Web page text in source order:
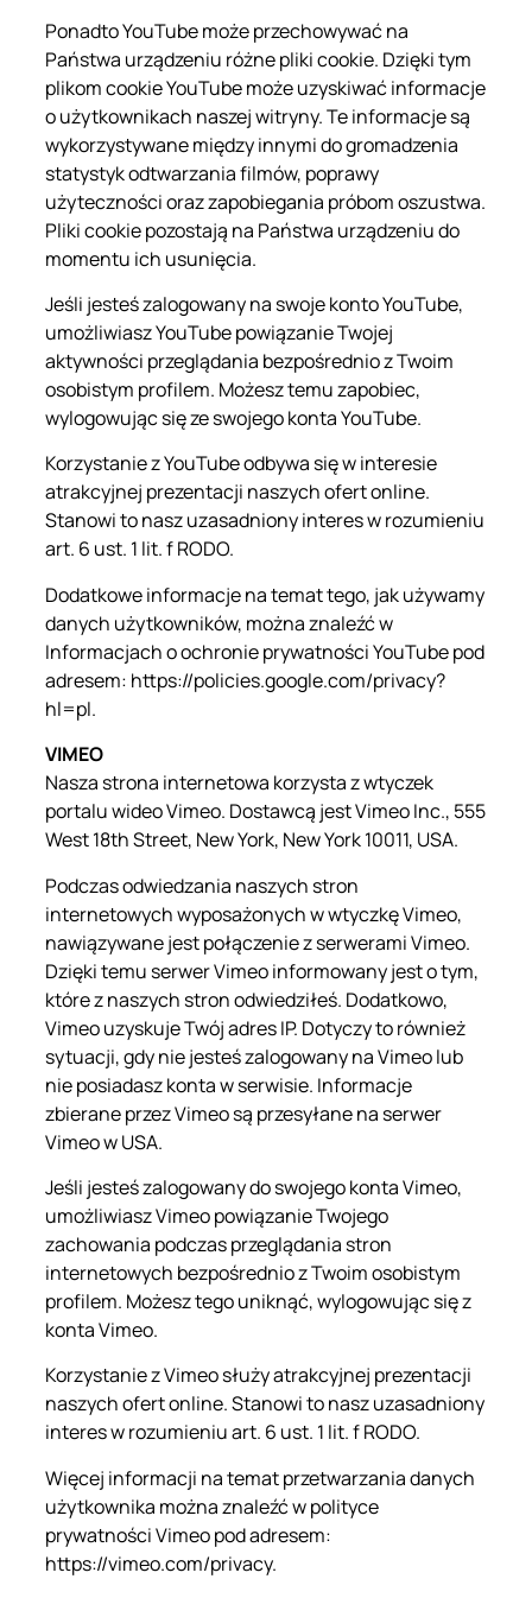
Ponadto YouTube może przechowywać na
Państwa urządzeniu różne pliki cookie. Dzięki tym
plikom cookie YouTube może uzyskiwać informacje
o użytkownikach naszej witryny. Te informacje są
wykorzystywane między innymi do gromadzenia
statystyk odtwarzania filmów, poprawy
użyteczności oraz zapobiegania próbom oszustwa.
Pliki cookie pozostają na Państwa urządzeniu do
momentu ich usunięcia.
Jeśli jesteś zalogowany na swoje konto YouTube,
umożliwiasz YouTube powiązanie Twojej
aktywności przeglądania bezpośrednio z Twoim
osobistym profilem. Możesz temu zapobiec,
wylogowując się ze swojego konta YouTube.
Korzystanie z YouTube odbywa się w interesie
atrakcyjnej prezentacji naszych ofert online.
Stanowi to nasz uzasadniony interes w rozumieniu
art. 6 ust. 1 lit. f RODO.
Dodatkowe informacje na temat tego, jak używamy
danych użytkowników, można znaleźć w
Informacjach o ochronie prywatności YouTube pod
adresem: https://policies.google.com/privacy?
hl=pl.
VIMEO
Nasza strona internetowa korzysta z wtyczek
portalu wideo Vimeo. Dostawcą jest Vimeo Inc., 555
West 18th Street, New York, New York 10011, USA.
Podczas odwiedzania naszych stron
internetowych wyposażonych w wtyczkę Vimeo,
nawiązywane jest połączenie z serwerami Vimeo.
Dzięki temu serwer Vimeo informowany jest o tym,
które z naszych stron odwiedziłeś. Dodatkowo,
Vimeo uzyskuje Twój adres IP. Dotyczy to również
sytuacji, gdy nie jesteś zalogowany na Vimeo lub
nie posiadasz konta w serwisie. Informacje
zbierane przez Vimeo są przesyłane na serwer
Vimeo w USA.
Jeśli jesteś zalogowany do swojego konta Vimeo,
umożliwiasz Vimeo powiązanie Twojego
zachowania podczas przeglądania stron
internetowych bezpośrednio z Twoim osobistym
profilem. Możesz tego uniknąć, wylogowując się z
konta Vimeo.
Korzystanie z Vimeo służy atrakcyjnej prezentacji
naszych ofert online. Stanowi to nasz uzasadniony
interes w rozumieniu art. 6 ust. 1 lit. f RODO.
Więcej informacji na temat przetwarzania danych
użytkownika można znaleźć w polityce
prywatności Vimeo pod adresem:
https://vimeo.com/privacy.